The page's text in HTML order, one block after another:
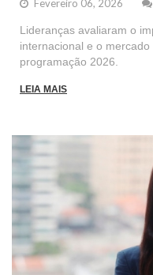
Fevereiro 06, 2026
Lideranças avaliaram o
internacional e o
programação 2026.
LEIA MAIS